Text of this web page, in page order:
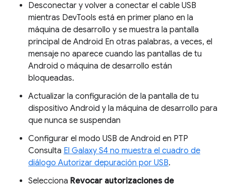
Desconectar y volver a conectar el cable USB
mientras DevTools está en primer plano en la
máquina de desarrollo y se muestra la pantalla
principal de Android En otras palabras, a veces, el
mensaje no aparece cuando las pantallas de tu
Android o máquina de desarrollo están
bloqueadas.
Actualizar la configuración de la pantalla de tu
dispositivo Android y la máquina de desarrollo para
que nunca se suspendan
Configurar el modo USB de Android en PTP
Consulta El Galaxy S4 no muestra el cuadro de
diálogo Autorizar depuración por USB.
Selecciona Revocar autorizaciones de